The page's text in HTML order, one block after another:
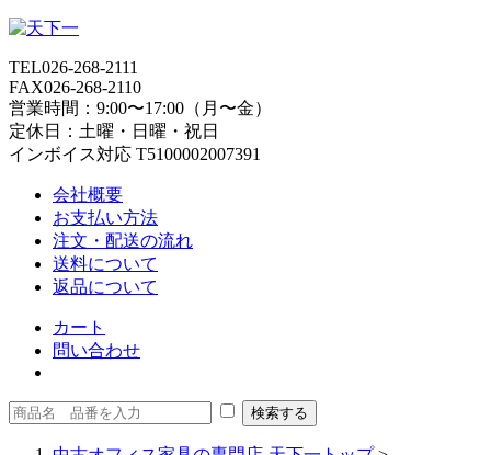
TEL026-268-2111
FAX026-268-2110
営業時間：9:00〜17:00（月〜金）
定休日：土曜・日曜・祝日
インボイス対応 T5100002007391
会社概要
お支払い方法
注文・配送の流れ
送料について
返品について
カート
問い合わせ